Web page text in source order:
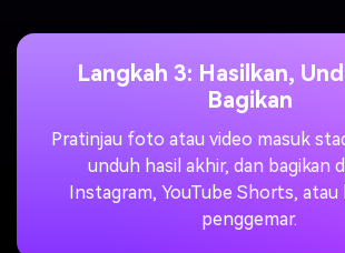
Langkah 3: Hasilkan,
Bagikan
Pratinjau foto atau video masuk
unduh hasil akhir, dan bagikan
Instagram, YouTube Shorts,
penggemar.